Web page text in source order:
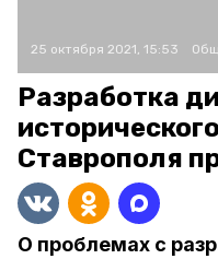
25 октября 2021, 15:53
Разработка
Ставрополя
О проблемах с